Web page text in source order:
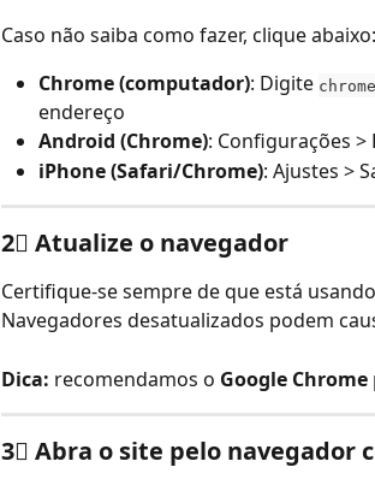
Caso não saiba como fazer, clique abaixo:
Chrome (computador): Digite
endereço
Android (Chrome): Configurações >
iPhone (Safari/Chrome): Ajustes >
2⃣ Atualize o navegador
Certifique-se sempre de que está
Navegadores desatualizados podem
Dica: recomendamos o Google Chrome
3⃣ Abra o site pelo navegador